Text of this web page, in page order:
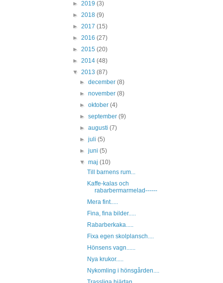
► 2019 (3)
► 2018 (9)
► 2017 (15)
► 2016 (27)
► 2015 (20)
► 2014 (48)
▼ 2013 (87)
►december(8)
►november(8)
►oktober(4)
►september(9)
►augusti(7)
►juli(5)
►juni(5)
▼maj(10)
Till barnens rum...
Kaffe-kalas och
rabarbermarmelad------
Mera fint.....
Fina, fina bilder.....
Rabarberkaka.....
Fixa egen skolplansch....
Hönsens vagn......
Nya krukor.....
Nykomling i hönsgården....